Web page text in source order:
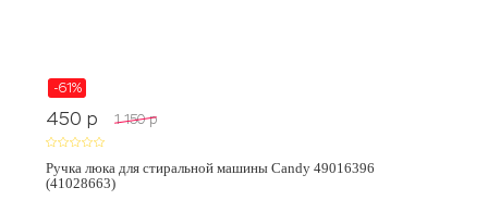
-61%
450 p 1 150 p
Ручка люка для стиральной машины Candy 49016396
(41028663)